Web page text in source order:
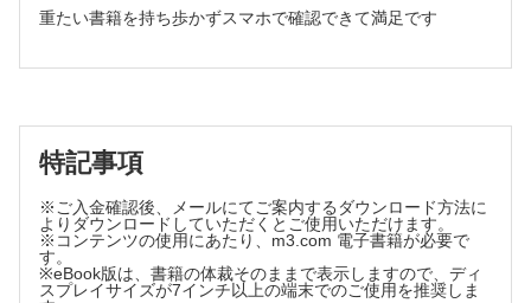
CHAP.08 ファロー四徴症（TOF）
CHAP.10 純型肺動脈閉鎖（PA/IVS）
CHAP.11 大動脈縮窄（CoA）、大動脈離断（IAA）
脈管開存症（PDA）管理
CHAP.12 左心低形成症候群（Norwood＋RV-PAシャント）
ト）
重たい書籍を持ち歩かずスマホで確認できて満足です
特記事項
※ご入金確認後、メールにてご案内するダウンロード方法に
よりダウンロードしていただくとご使用いただけます。
※コンテンツの使用にあたり、m3.com 電子書籍が必要で
す。
※eBook版は、書籍の体裁そのままで表示しますので、ディ
スプレイサイズが7インチ以上の端末でのご使用を推奨しま